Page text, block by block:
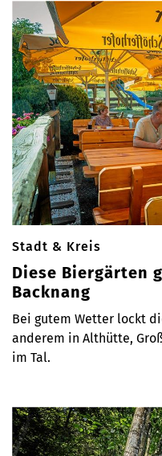
Stadt & Kreis
Diese Biergärten
Backnang
Bei gutem Wetter lockt
anderem in Althütte,
im Tal.